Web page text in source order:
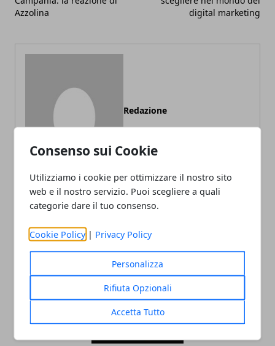
Consenso sui Cookie
Utilizziamo i cookie per ottimizzare il nostro sito
web e il nostro servizio. Puoi scegliere a quali
categorie dare il tuo consenso.
Cookie Policy | Privacy Policy
Personalizza
Rifiuta Opzionali
Accetta Tutto
Azzolina
digital marketing
Redazione
ARTICOLI CORRELATI